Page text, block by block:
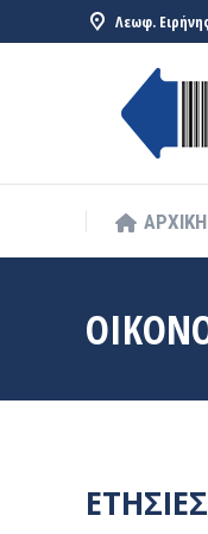
Λεωφ.
ΑΡΧΙΚΗ
ΑΡΧΙΚΗ